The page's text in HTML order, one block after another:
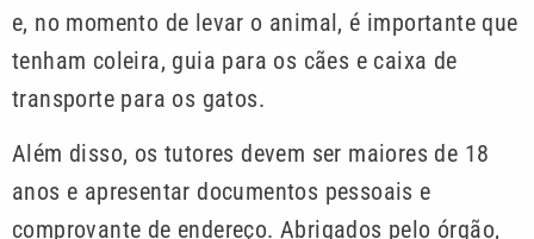
e, no momento de levar o animal, é importante que
tenham coleira, guia para os cães e caixa de
transporte para os gatos.
Além disso, os tutores devem ser maiores de 18
anos e apresentar documentos pessoais e
comprovante de endereço. Abrigados pelo órgão,